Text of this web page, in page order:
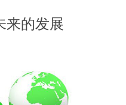
来的发展